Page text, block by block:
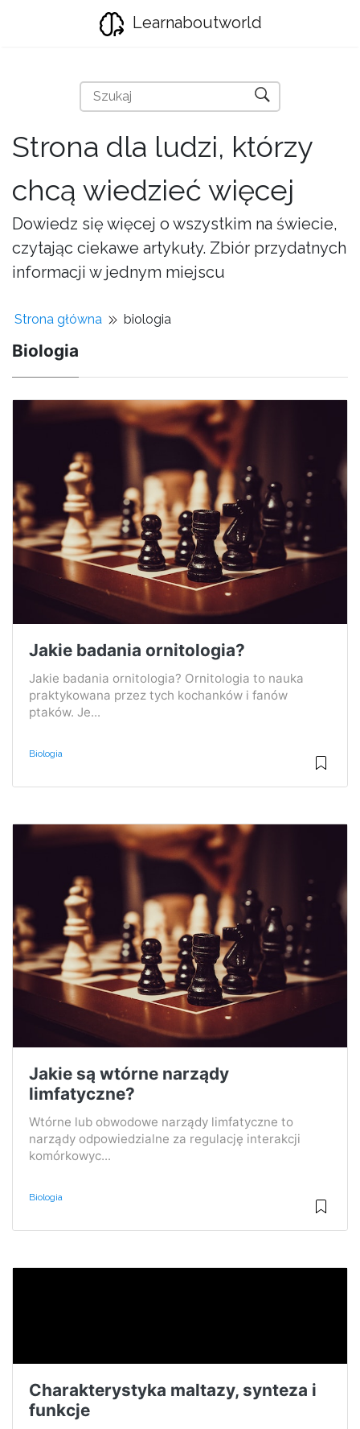
Learnaboutworld
Strona dla ludzi, którzy
chcą wiedzieć więcej
Dowiedz się więcej o wszystkim na świecie,
czytając ciekawe artykuły. Zbiór przydatnych
informacji w jednym miejscu
Strona główna biologia
Biologia
Jakie badania ornitologia?
Jakie badania ornitologia? Ornitologia to nauka
praktykowana przez tych kochanków i fanów
ptaków. Je...
Biologia
Jakie są wtórne narządy
limfatyczne?
Wtórne lub obwodowe narządy limfatyczne to
narządy odpowiedzialne za regulację interakcji
komórkowyc...
Biologia
Charakterystyka maltazy, synteza i
funkcje